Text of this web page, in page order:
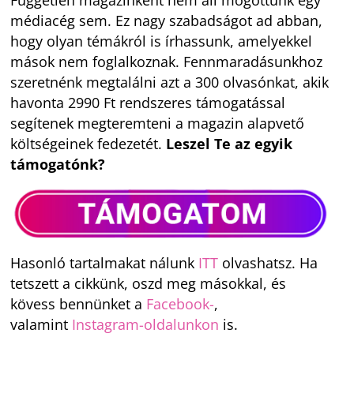
médiacég sem. Ez nagy szabadságot ad abban,
hogy olyan témákról is írhassunk, amelyekkel
mások nem foglalkoznak. Fennmaradásunkhoz
szeretnénk megtalálni azt a 300 olvasónkat, akik
havonta 2990 Ft rendszeres támogatással
segítenek megteremteni a magazin alapvető
költségeinek fedezetét. Leszel Te az egyik
támogatónk?
Hasonló tartalmakat nálunk ITT olvashatsz. Ha
tetszett a cikkünk, oszd meg másokkal, és
kövess bennünket a Facebook-,
valamint Instagram-oldalunkon is.